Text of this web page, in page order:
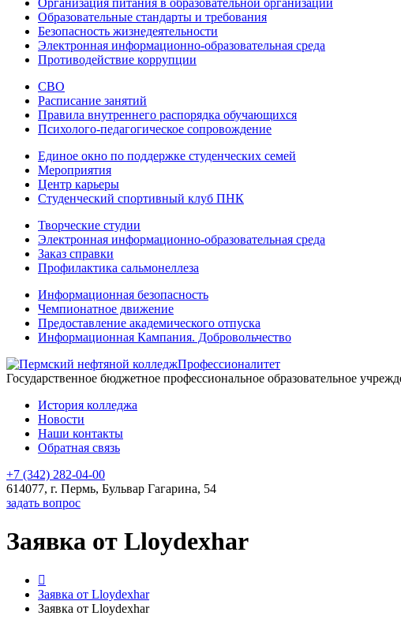
Организация питания в образовательной организации
Образовательные стандарты и требования
Безопасность жизнедеятельности
Электронная информационно-образовательная среда
Противодействие коррупции
СВО
Расписание занятий
Правила внутреннего распорядка обучающихся
Психолого-педагогическое сопровождение
Единое окно по поддержке студенческих семей
Мероприятия
Центр карьеры
Студенческий спортивный клуб ПНК
Творческие студии
Электронная информационно-образовательная среда
Заказ справки
Профилактика сальмонеллеза
Информационная безопасность
Чемпионатное движение
Предоставление академического отпуска
Информационная Кампания. Добровольчество
Профессионалитет
Государственное бюджетное профессиональное образовательное
История колледжа
Новости
Наши контакты
Обратная связь
+7 (342) 282-04-00
614077, г. Пермь, Бульвар Гагарина, 54
задать вопрос
Заявка от Lloydexhar
Заявка от Lloydexhar
Заявка от Lloydexhar